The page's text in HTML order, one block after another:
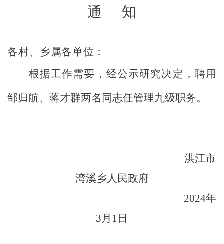
通
知
各村、乡属各单位 ：
根据工作需要， 经公示研究决定 ， 聘用
邹归航、蒋才群两名同志任管理九级职务。
洪江市
湾溪乡人民政府
2024年
3月 1 日